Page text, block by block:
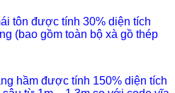
được tính 30% diện tích
(bao gồm toàn bộ xà gồ thép
được tính 150% diện tích